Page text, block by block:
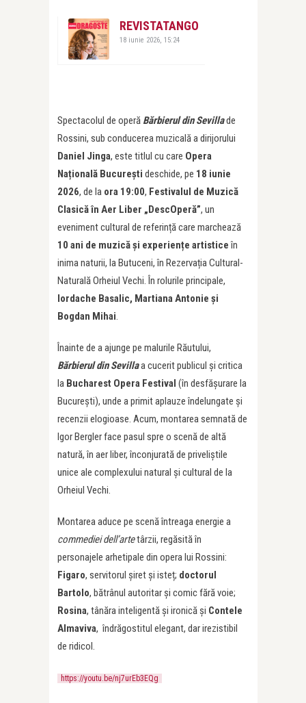
REVISTATANGO
18 iunie 2026, 15:24
Spectacolul de operă Bărbierul din Sevillade
Rossini, sub conducerea muzicală a dirijorului
Daniel Jinga, este titlul cu care Opera
Națională București deschide, pe 18 iunie
2026, de la ora 19:00, Festivalul de Muzică
Clasică în Aer Liber „DescOperă”, un
eveniment cultural de referință care marchează
10 ani de muzică și experiențe artisticeîn
inima naturii, la Butuceni, în Rezervația Cultural-
Naturală Orheiul Vechi. În rolurile principale,
Iordache Basalic, Martiana Antonie şi
Bogdan Mihai.
Înainte de a ajunge pe malurile Răutului,
Bărbierul din Sevillaa cucerit publicul și critica
la Bucharest Opera Festival (în desfășurare la
București), unde a primit aplauze îndelungate și
recenzii elogioase. Acum, montarea semnată de
Igor Bergler face pasul spre o scenă de altă
natură, în aer liber, înconjurată de priveliștile
unice ale complexului natural și cultural de la
Orheiul Vechi.
Montarea aduce pe scenă întreaga energie a
commediei dell’artetârzii, regăsită în
personajele arhetipale din opera lui Rossini:
Figaro, servitorul șiret și isteț; doctorul
Bartolo, bătrânul autoritar și comic fără voie;
Rosina, tânăra inteligentă și ironică și Contele
Almaviva, îndrăgostitul elegant, dar irezistibil
de ridicol.
https://youtu.be/nj7urEb3EQg